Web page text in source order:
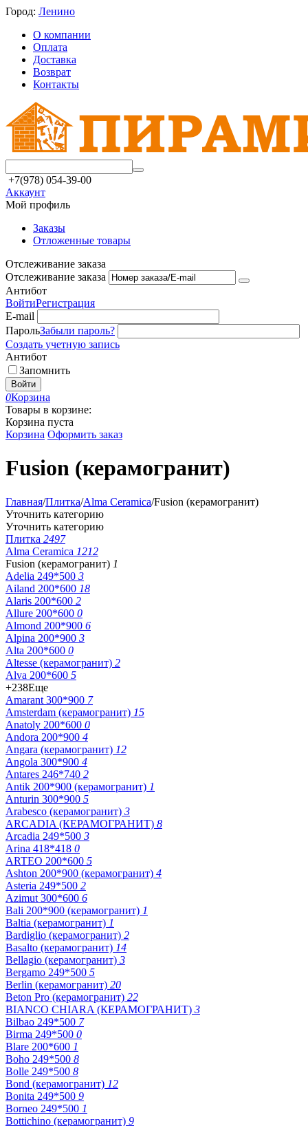
Город: Ленино
О компании
Оплата
Доставка
Возврат
Контакты
+7(978) 054-39-00
Аккаунт
Мой профиль
Заказы
Отложенные товары
Отслеживание заказа
Отслеживание заказа
Антибот
ВойтиРегистрация
E-mail
ПарольЗабыли пароль?
Создать учетную запись
Антибот
Запомнить
Войти
0Корзина
Товары в корзине:
Корзина пуста
Корзина Оформить заказ
Fusion (керамогранит)
Главная/Плитка/Alma Ceramica/Fusion (керамогранит)
Уточнить категорию
Уточнить категорию
Плитка 2497
Alma Ceramica 1212
Fusion (керамогранит) 1
Adelia 249*500 3
Ailand 200*600 18
Alaris 200*600 2
Allure 200*600 0
Almond 200*900 6
Alpina 200*900 3
Alta 200*600 0
Altesse (керамогранит) 2
Alva 200*600 5
+238Еще
Amarant 300*900 7
Amsterdam (керамогранит) 15
Anatoly 200*600 0
Andora 200*900 4
Angara (керамогранит) 12
Angola 300*900 4
Antares 246*740 2
Antik 200*900 (керамогранит) 1
Anturin 300*900 5
Arabesco (керамогранит) 3
ARCADIA (КЕРАМОГРАНИТ) 8
Arcadia 249*500 3
Arina 418*418 0
ARTEO 200*600 5
Ashton 200*900 (керамогранит) 4
Asteria 249*500 2
Azimut 300*600 6
Bali 200*900 (керамогранит) 1
Baltia (керамогранит) 1
Bardiglio (керамогранит) 2
Basalto (керамогранит) 14
Bellagio (керамогранит) 3
Bergamo 249*500 5
Berlin (керамогранит) 20
Beton Pro (керамогранит) 22
BIANCO CHIARA (КЕРАМОГРАНИТ) 3
Bilbao 249*500 7
Birma 249*500 0
Blare 200*600 1
Boho 249*500 8
Bolle 249*500 8
Bond (керамогранит) 12
Bonita 249*500 9
Borneo 249*500 1
Bottichino (керамогранит) 9